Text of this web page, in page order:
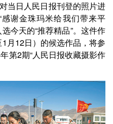
当日人民日报刊登的照片进
谢金珠玛米给我们带来平
今天的“推荐精品”。这件作
月12日）的候选作品，将参
第2期“人民日报收藏摄影作